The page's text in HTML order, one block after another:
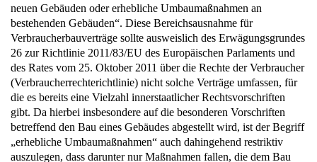
neuen Gebäuden oder erhebliche Umbaumaßnahmen an
bestehenden Gebäuden“. Diese Bereichsausnahme für
Verbraucherbauverträge sollte ausweislich des Erwägungsgrundes
26 zur Richtlinie 2011/83/EU des Europäischen Parlaments und
des Rates vom 25. Oktober 2011 über die Rechte der Verbraucher
(Verbraucherrechterichtlinie) nicht solche Verträge umfassen, für
die es bereits eine Vielzahl innerstaatlicher Rechtsvorschriften
gibt. Da hierbei insbesondere auf die besonderen Vorschriften
betreffend den Bau eines Gebäudes abgestellt wird, ist der Begriff
„erhebliche Umbaumaßnahmen“ auch dahingehend restriktiv
auszulegen, dass darunter nur Maßnahmen fallen, die dem Bau